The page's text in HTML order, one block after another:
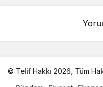
© Telif Hakkı 2026, Tüm